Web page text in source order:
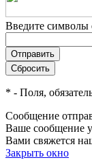
Введите символы
* - Поля,
Сообщение
Ваше сообщение
Вами свяжется
Закрыть окно